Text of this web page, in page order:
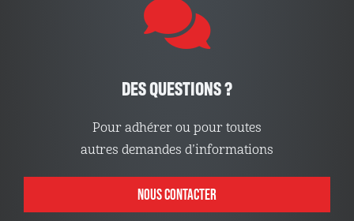
DES QUESTIONS ?
Pour adhérer ou pour toutes
autres demandes d’informations
NOUS CONTACTER